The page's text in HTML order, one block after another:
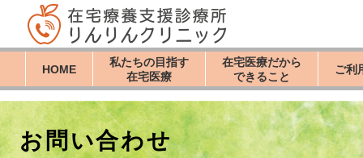
HOME
私たちの目指す
在宅医療
在宅医療だから
できること
ご利
お問い合わせ